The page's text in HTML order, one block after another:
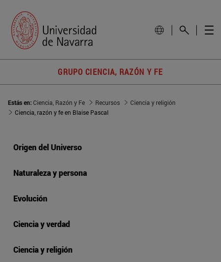
GRUPO CIENCIA, RAZÓN Y FE
Estás en:Ciencia, Razón y Fe Recursos
Ciencia y religión
Ciencia, razón y fe en Blaise Pascal
Origen del Universo
Naturaleza y persona
Evolución
Ciencia y verdad
Ciencia y religión